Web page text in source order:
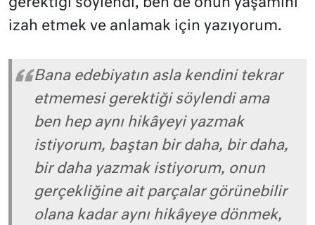
izah etmek ve anlamak için yazıyorum.
Bana edebiyatın asla kendini tekrar
etmemesi gerektiği söylendi ama
ben hep aynı hikâyeyi yazmak
istiyorum, baştan bir daha, bir daha,
bir daha yazmak istiyorum, onun
gerçekliğine ait parçalar görünebilir
olana kadar aynı hikâyeye dönmek,